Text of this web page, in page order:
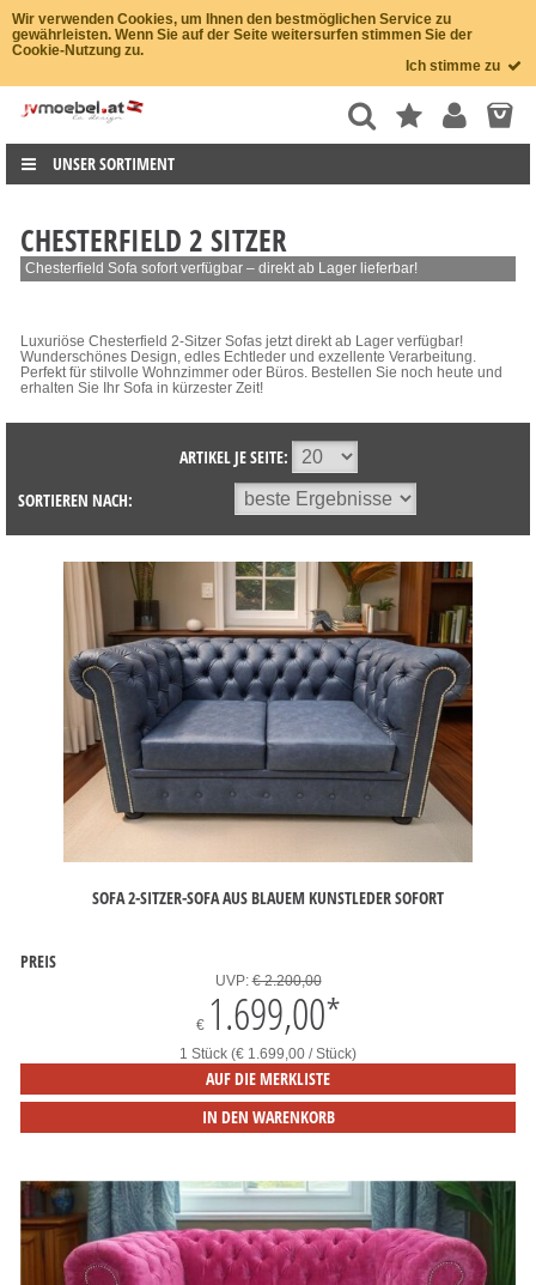
Wir verwenden Cookies, um Ihnen den bestmöglichen Service zu
gewährleisten. Wenn Sie auf der Seite weitersurfen stimmen Sie der
Cookie-Nutzung zu.
Ich stimme zu
UNSER SORTIMENT
CHESTERFIELD 2 SITZER
Chesterfield Sofa sofort verfügbar – direkt ab Lager lieferbar!
Luxuriöse Chesterfield 2-Sitzer Sofas jetzt direkt ab Lager verfügbar!
Wunderschönes Design, edles Echtleder und exzellente Verarbeitung.
Perfekt für stilvolle Wohnzimmer oder Büros. Bestellen Sie noch heute und
erhalten Sie Ihr Sofa in kürzester Zeit!
ARTIKEL JE SEITE:
SORTIEREN NACH:
SOFA 2-SITZER-SOFA AUS BLAUEM KUNSTLEDER SOFORT
PREIS
UVP:€ 2.200,00
€ 1.699,00*
1 Stück (€ 1.699,00 / Stück)
AUF DIE MERKLISTE
IN DEN WARENKORB